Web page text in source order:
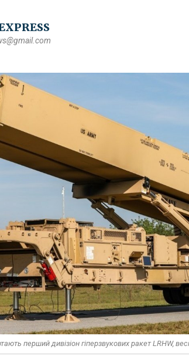
перший дивізіон гіперзвукових ракет LRHW,